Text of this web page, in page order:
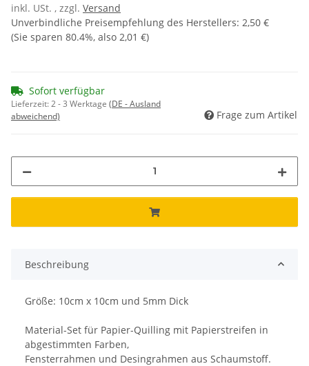
inkl. USt. , zzgl. Versand
Unverbindliche Preisempfehlung des Herstellers: 2,50 €
(Sie sparen 80.4%, also 2,01 €)
Sofort verfügbar
Lieferzeit:2 - 3 Werktage (DE - Ausland
abweichend)
Frage zum Artikel
Beschreibung
Größe: 10cm x 10cm und 5mm Dick
Material-Set für Papier-Quilling mit Papierstreifen in
abgestimmten Farben,
Fensterrahmen und Desingrahmen aus Schaumstoff.